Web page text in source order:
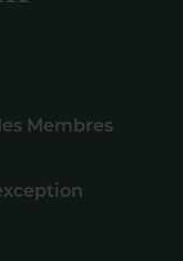
Membres